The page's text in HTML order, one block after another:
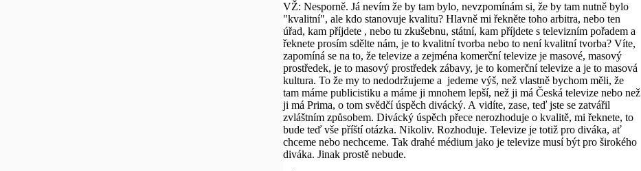
VŽ: Nesporně. Já nevím že by tam bylo, nevzpomínám si, že by tam nutně bylo
"kvalitní", ale kdo stanovuje kvalitu? Hlavně mi řekněte toho arbitra, nebo ten
úřad, kam příjdete , nebo tu zkušebnu, státní, kam příjdete s televizním pořadem a
řeknete prosím sdělte nám, je to kvalitní tvorba nebo to není kvalitní tvorba? Víte,
zapomíná se na to, že televize a zejména komerční televize je masové, masový
prostředek, je to masový prostředek zábavy, je to komerční televize a je to masová
kultura. To že my to nedodržujeme a jedeme výš, než vlastně bychom měli, že
tam máme publicistiku a máme ji mnohem lepší, než ji má Česká televize nebo než
ji má Prima, o tom svědčí úspěch divácký. A vidíte, zase, teď jste se zatvářil
zvláštním způsobem. Divácký úspěch přece nerozhoduje o kvalitě, mi řeknete, to
bude teď vše příští otázka. Nikoliv. Rozhoduje. Televize je totiž pro diváka, ať
chceme nebo nechceme. Tak drahé médium jako je televize musí být pro širokého
diváka. Jinak prostě nebude.